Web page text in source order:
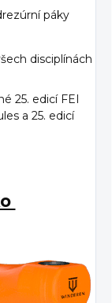
páky
disciplínách
25. edicí FEI
a 25. edicí